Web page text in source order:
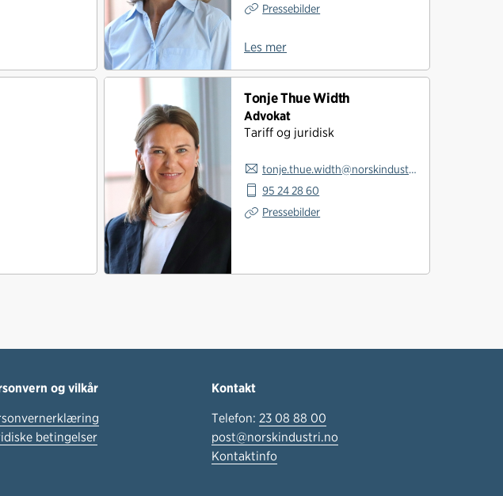
Pressebilder
Les mer
Tonje Thue Width
Advokat
Tariff og juridisk
tonje.thue.width@norskindustri.no
95 24 28 60
Pressebilder
og vilkår
betingelser
Kontakt
Telefon: 23 08 88 00
post@norskindustri.no
Kontaktinfo